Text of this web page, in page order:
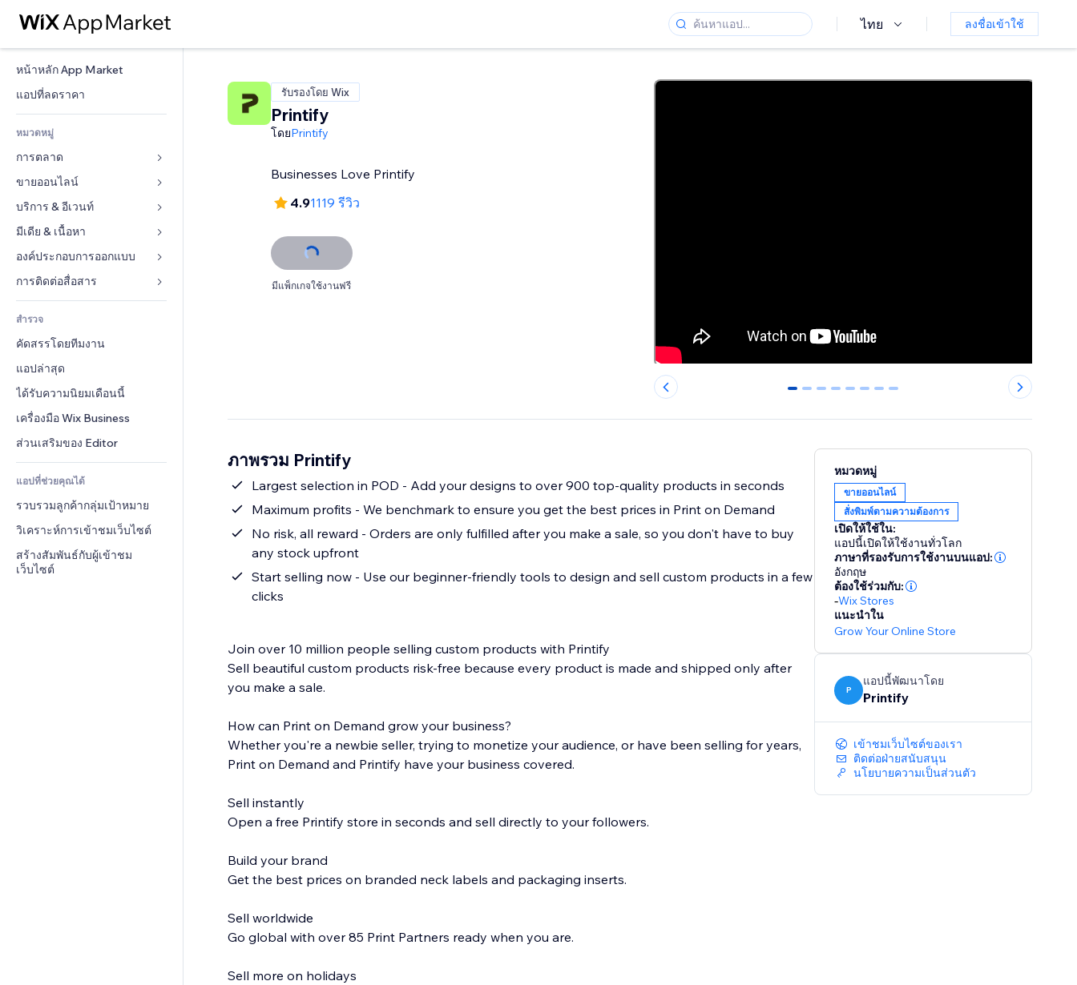
ไทย ลงชื่อเข้าใช้
หน้าหลัก App Market
แอปที่ลดราคา
หมวดหมู่
การตลาด
โฆษณา
โทรศัพท์มือถือ
บทวิเคราะห์
โซเชียล
ทำอันดับเว็บไซต์
อีเมล
ขายออนไลน์
แอปสำหรับร้านค้า
การจัดส่ง & ส่งมอบสินค้า
ปุ่มการจำหน่าย
คอร์สออนไลน์
บัญชี
คูปอง & ความภักดีในแบรนด์
โซลูชันคลังสินค้า
การดรอปชิป
(Crowdfunding)
อาหาร & เครื่องดื่ม
บริการ & อีเวนท์
โรงแรม
อีเวนท์
ร้านอาหาร
อสังหาริมทรัพย์
การจอง
มีเดีย & เนื้อหา
แกลเลอรี
เพลง
พอดแคสต์
การถ่ายภาพ
วิดีโอ
PDF
การแชร์ไฟล์
ข่าว
องค์ประกอบการออกแบบ
แผนที่  & การนำทาง
ส่วนบุคคล & ความปลอดภัย
นาฬิกา
เทมเพลตเพจ
เอฟเฟกต์รูปภาพ
ปุ่ม & เมนู
แบนเนอร์ & สัญลักษณ์
เครื่องคำนวน
ค้นหา
อากาศ
แผนภูมิ & ตาราง
แบบฟอร์ม
แบบสำรวจ
แชต
หมายเหตุ
โทรศัพท์
ชุมชน
รีวิว & การรับรอง
CRM
สำรวจ
คัดสรรโดยทีมงาน
แอปล่าสุด
ได้รับความนิยมเดือนนี้
เครื่องมือ Wix Business
ส่วนเสริมของ Editor
แอปที่ช่วยคุณได้
รวบรวมลูกค้ากลุ่มเป้าหมาย
วิเคราะห์การเข้าชมเว็บไซต์
สร้างสัมพันธ์กับผู้เข้าชม
เว็บไซต์
รับรองโดย Wix
Printify
โดยPrintify
Businesses Love Printify
4.91119 รีวิว
มีแพ็กเกจใช้งานฟรี
0 1 2 3 4 5 6 7
ภาพรวม Printify
Largest selection in POD - Add your designs to over 900 top-quality products in seconds
Maximum profits - We benchmark to ensure you get the best prices in Print on Demand
No risk, all reward - Orders are only fulfilled after you make a sale, so you don't have to buy
any stock upfront
Start selling now - Use our beginner-friendly tools to design and sell custom products in a few
clicks
Join over 10 million people selling custom products with Printify
Sell beautiful custom products risk-free because every product is made and shipped only after
you make a sale.
How can Print on Demand grow your business?
Whether you're a newbie seller, trying to monetize your audience, or have been selling for years,
Print on Demand and Printify have your business covered.
Sell instantly
Open a free Printify store in seconds and sell directly to your followers.
Build your brand
Get the best prices on branded neck labels and packaging inserts.
Sell worldwide
Go global with over 85 Print Partners ready when you are.
Sell more on holidays
หมวดหมู่
ขายออนไลน์
สั่งพิมพ์ตามความต้องการ
เปิดให้ใช้ใน:
แอปนี้เปิดให้ใช้งานทั่วโลก
ภาษาที่รองรับการใช้งานบนแอป:
อังกฤษ
ต้องใช้ร่วมกับ:
-Wix Stores
แนะนำใน
Grow Your Online Store
P
แอปนี้พัฒนาโดย
Printify
เข้าชมเว็บไซต์ของเรา
ติดต่อฝ่ายสนับสนุน
นโยบายความเป็นส่วนตัว